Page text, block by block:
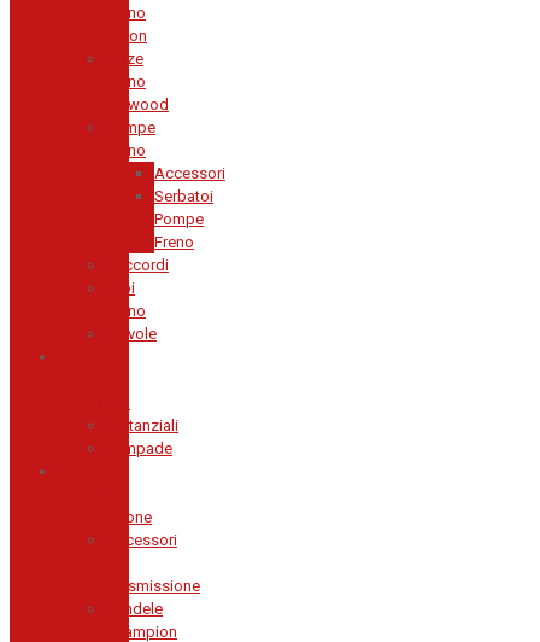
Freno
Alcon
Pinze
Freno
Wilwood
Pompe
Freno
Accessori
Serbatoi
Pompe
Freno
Raccordi
Tubi
Freno
Valvole
Distanziali
Distanziali
Lampade
Trasmissione
Accessori
Trasmissione
Candele
Champion